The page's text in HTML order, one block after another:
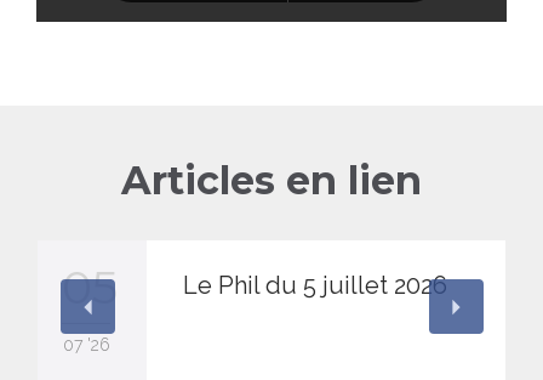
Articles en lien
05
07 '26
Le Phil du 5 juillet 2026